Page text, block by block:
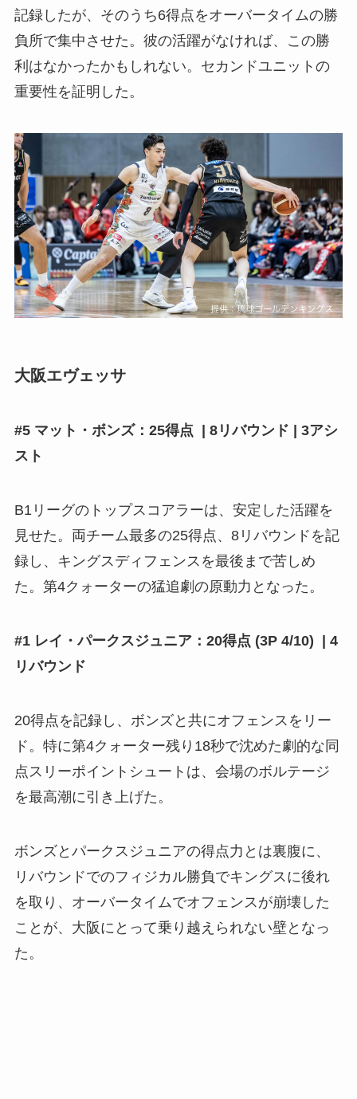
記録したが、そのうち6得点をオーバータイムの勝
負所で集中させた。彼の活躍がなければ、この勝
利はなかったかもしれない。セカンドユニットの
重要性を証明した。
大阪エヴェッサ
#5 マット・ボンズ：25得点 | 8リバウンド | 3アシ
スト
B1リーグのトップスコアラーは、安定した活躍を
見せた。両チーム最多の25得点、8リバウンドを記
録し、キングスディフェンスを最後まで苦しめ
た。第4クォーターの猛追劇の原動力となった。
#1 レイ・パークスジュニア：20得点 (3P 4/10) | 4
リバウンド
20得点を記録し、ボンズと共にオフェンスをリー
ド。特に第4クォーター残り18秒で沈めた劇的な同
点スリーポイントシュートは、会場のボルテージ
を最高潮に引き上げた。
ボンズとパークスジュニアの得点力とは裏腹に、
リバウンドでのフィジカル勝負でキングスに後れ
を取り、オーバータイムでオフェンスが崩壊した
ことが、大阪にとって乗り越えられない壁となっ
た。